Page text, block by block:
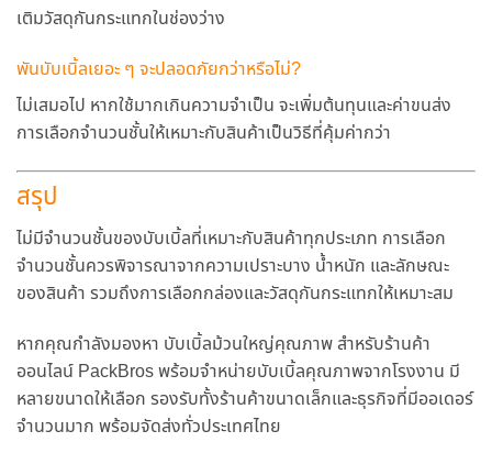
เติมวัสดุกันกระแทกในช่องว่าง
พันบับเบิ้ลเยอะ ๆ จะปลอดภัยกว่าหรือไม่?
ไม่เสมอไป หากใช้มากเกินความจำเป็น จะเพิ่มต้นทุนและค่าขนส่ง
การเลือกจำนวนชั้นให้เหมาะกับสินค้าเป็นวิธีที่คุ้มค่ากว่า
สรุป
ไม่มีจำนวนชั้นของบับเบิ้ลที่เหมาะกับสินค้าทุกประเภท การเลือก
จำนวนชั้นควรพิจารณาจากความเปราะบาง น้ำหนัก และลักษณะ
ของสินค้า รวมถึงการเลือกกล่องและวัสดุกันกระแทกให้เหมาะสม
หากคุณกำลังมองหา บับเบิ้ลม้วนใหญ่คุณภาพสำหรับร้านค้า
ออนไลน์ PackBrosพร้อมจำหน่ายบับเบิ้ลคุณภาพจากโรงงาน มี
หลายขนาดให้เลือก รองรับทั้งร้านค้าขนาดเล็กและธุรกิจที่มีออเดอร์
จำนวนมาก พร้อมจัดส่งทั่วประเทศไทย